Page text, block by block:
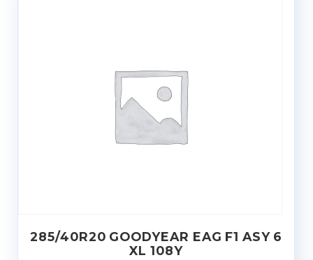
285/40R20 GOODYEAR EAG F1 ASY 6
XL 108Y